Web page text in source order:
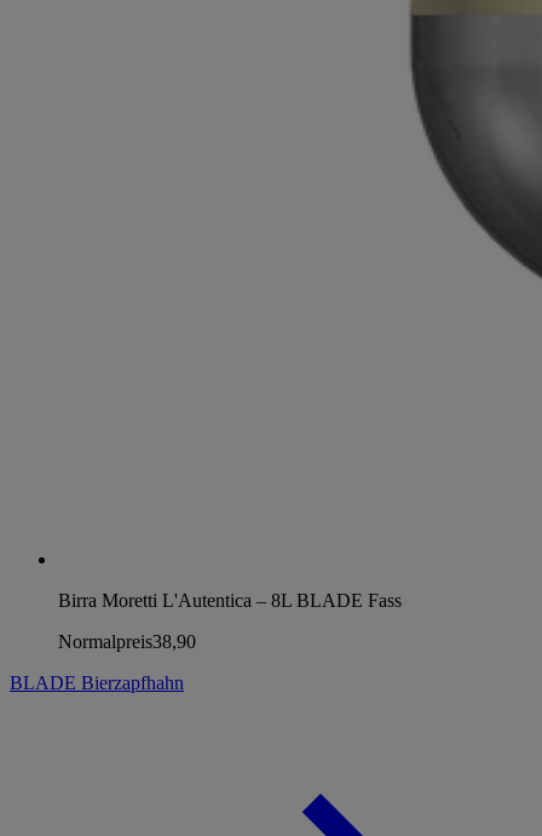
Birra Moretti L'Autentica – 8L BLADE Fass
Normalpreis38,90
BLADE Bierzapfhahn